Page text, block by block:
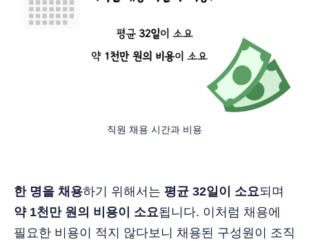
직원 채용 시간과 비용
한 명을 채용하기 위해서는 평균 32일이 소요되며
약 1천만 원의 비용이 소요됩니다. 이처럼 채용에
필요한 비용이 적지 않다보니 채용된 구성원이 조직